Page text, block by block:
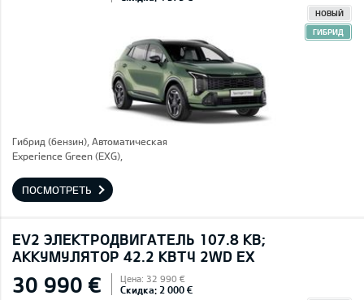
НОВЫЙ
ГИБРИД
Гибрид (бензин), Автоматическая
Experience Green (EXG),
ПОСМОТРЕТЬ
EV2 ЭЛЕКТРОДВИГАТЕЛЬ 107.8 КВ;
AККУМУЛЯТОР 42.2 КВТЧ 2WD EX
30 990 € Цена: 32 990 €
Скидка: 2 000 €